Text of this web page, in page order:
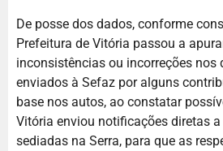
De posse dos dados, conforme
Prefeitura de Vitória passou a
inconsistências ou incorreções
enviados à Sefaz por alguns
base nos autos, ao constatar
Vitória enviou notificações diretas
sediadas na Serra, para que as